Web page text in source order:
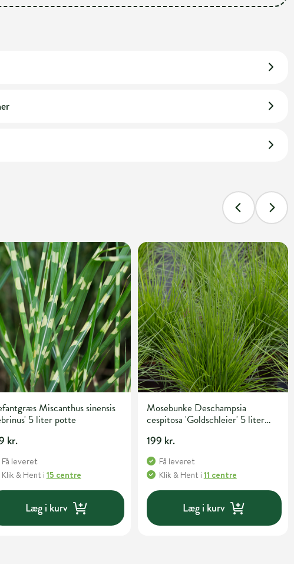
Miscanthus sinensis
5 liter potte
kr.
Få leveret
Klik & Hent i 15 centre
Læg i kurv
Mosebunke Deschampsia
cespitosa 'Goldschleier' 5 liter
199 kr.
Få leveret
Klik & Hent i 11 centre
Læg i kurv